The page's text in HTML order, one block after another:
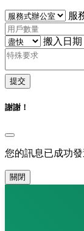
服
搬入日期
提交
謝謝！
您的訊息已成功
關閉